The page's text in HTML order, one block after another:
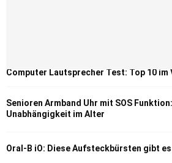
Computer Lautsprecher Test: Top 10 im
Senioren Armband Uhr mit SOS
Unabhängigkeit im Alter
Oral-B iO: Diese Aufsteckbürsten gibt es